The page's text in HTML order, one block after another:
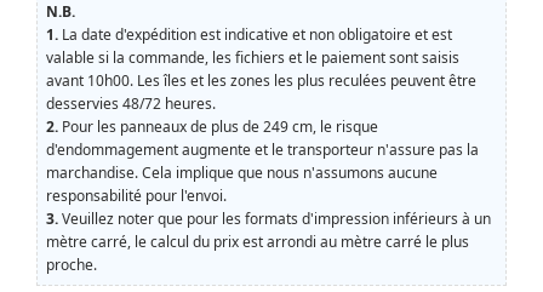
N.B.
1. La date d'expédition est indicative et non obligatoire et est
valable si la commande, les fichiers et le paiement sont saisis
avant 10h00. Les îles et les zones les plus reculées peuvent être
desservies 48/72 heures.
2. Pour les panneaux de plus de 249 cm, le risque
d'endommagement augmente et le transporteur n'assure pas la
marchandise. Cela implique que nous n'assumons aucune
responsabilité pour l'envoi.
3.Veuillez noter que pour les formats d'impression inférieurs à un
mètre carré, le calcul du prix est arrondi au mètre carré le plus
proche.